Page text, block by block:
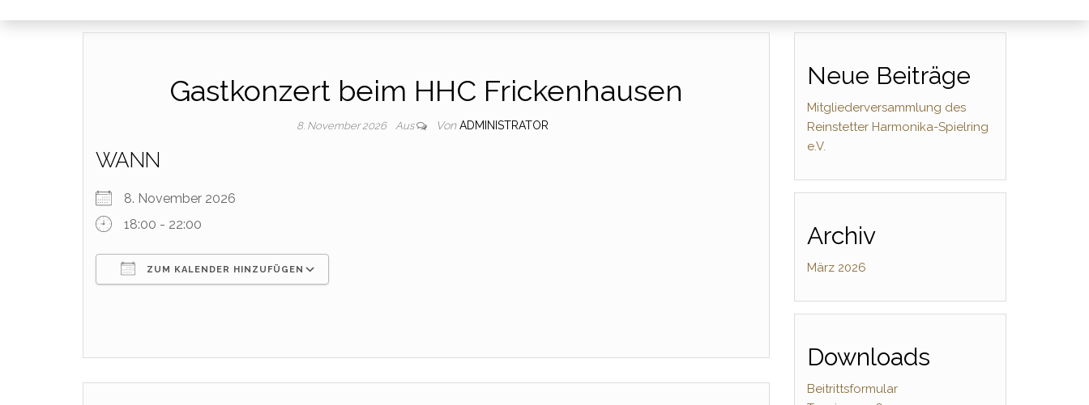
Gastkonzert beim HHC Frickenhausen
8. November 2026 Aus Von ADMINISTRATOR
WANN
8. November 2026
18:00 - 22:00
ZUM KALENDER HINZUFÜGEN
Office 365 Outlook Live
Neue Beiträge
Mitgliederversammlung des
Reinstetter Harmonika-Spielring
e.V.
Archiv
März 2026
Downloads
Beitrittsformular